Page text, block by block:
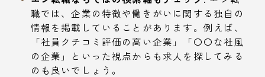
職では、企業の特徴や働きがいに関する独自の
情報を掲載していることがあります。例えば、
「社員クチコミ評価の高い企業」「〇〇な社風
の企業」といった視点からも求人を探してみる
のも良いでしょう。